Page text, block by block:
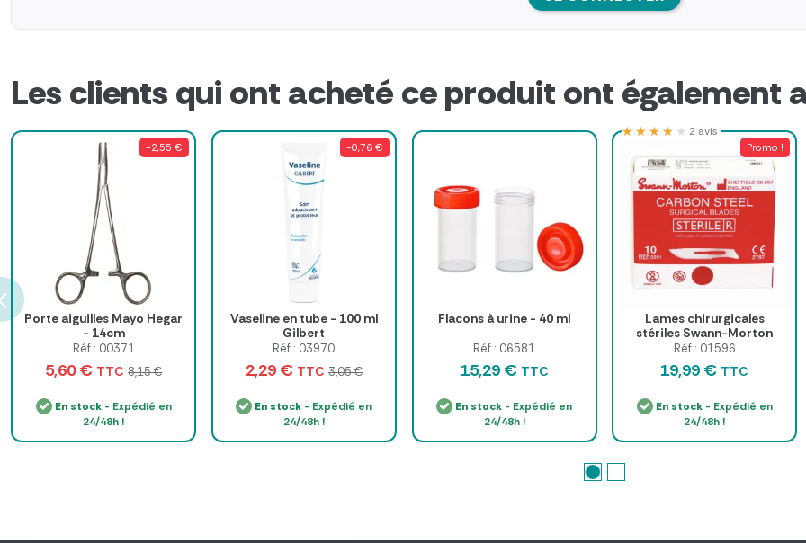
Les clients qui ont acheté ce produit ont également
-2,55 €
Porte aiguilles Mayo Hegar
- 14cm
Réf : 00371
5,60 € TTC 8,15 €
En stock- Expédié en
24/48h !
-0,76 €
Vaseline en tube - 100 ml
Gilbert
Réf : 03970
2,29 € TTC 3,05 €
En stock - Expédié en
24/48h !
Flacons à urine - 40 ml
Réf : 06581
15,29 € TTC
En stock - Expédié en
24/48h !
Promo !
Lames chirurgicales
stériles Swann-Morton
boîte de 100
Réf : 01596
★★★★★
★★★★★ 2 avis
19,99 € TTC
En stock- Expédié en
24/48h !